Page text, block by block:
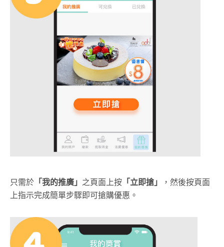
只需於 「我的推廣」 之頁面上按 「立即搶」
，然後按頁面
上指示完成簡單步驟即可搶購優惠。